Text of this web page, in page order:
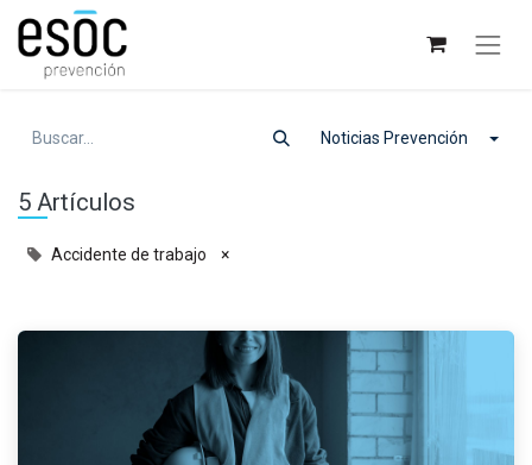
Noticias Prevención
5 Artículos
Accidente de trabajo ×